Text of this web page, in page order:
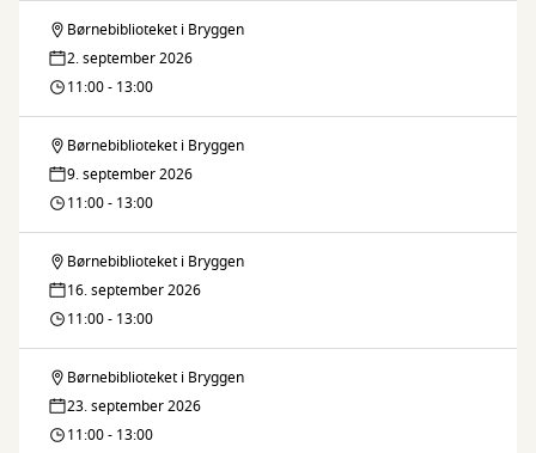
Fars
legestue
Børnebiblioteket i Bryggen
2. september 2026
11:00 - 13:00
Fars
legestue
Børnebiblioteket i Bryggen
9. september 2026
11:00 - 13:00
Fars
legestue
Børnebiblioteket i Bryggen
16. september 2026
11:00 - 13:00
Fars
legestue
Børnebiblioteket i Bryggen
23. september 2026
11:00 - 13:00